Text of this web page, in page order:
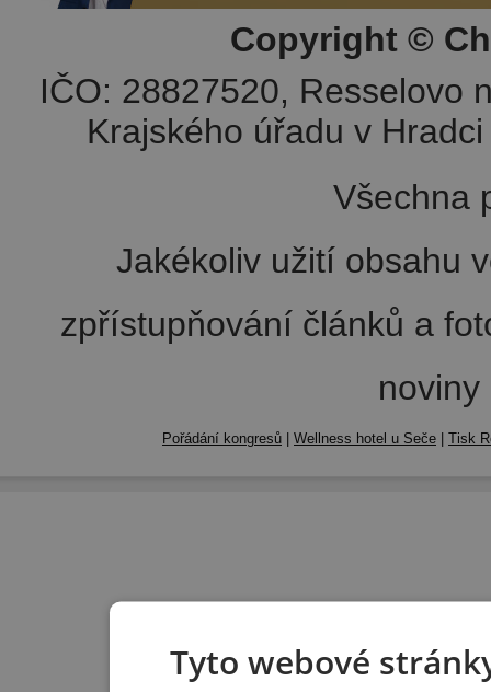
Copyright ©
IČO: 28827520, Resselovo
Krajského úřadu v
Všechna
Jakékoliv užití obsahu
zpřístupňování článků a
Pořádání kongresů | Wellness hotel u Seče | Tisk
Tyto webové